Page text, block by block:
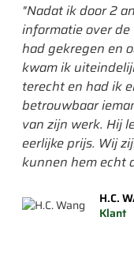
"Nadat ik door 2
informatie over
had gekregen en
kwam ik
terecht en had ik
betrouwbaar
van zijn werk. Hij
eerlijke prijs. Wij
kunnen hem echt
H.C.
Klant